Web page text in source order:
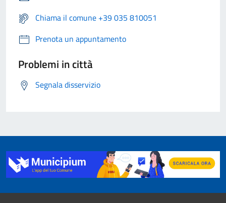
Chiama il comune +39 035 810051
Prenota un appuntamento
Problemi in città
Segnala disservizio